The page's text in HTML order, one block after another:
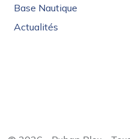
Base Nautique
Actualités